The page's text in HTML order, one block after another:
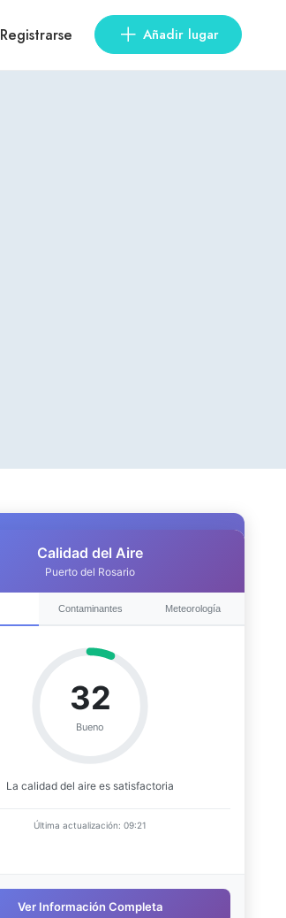
Registrarse Añadir lugar